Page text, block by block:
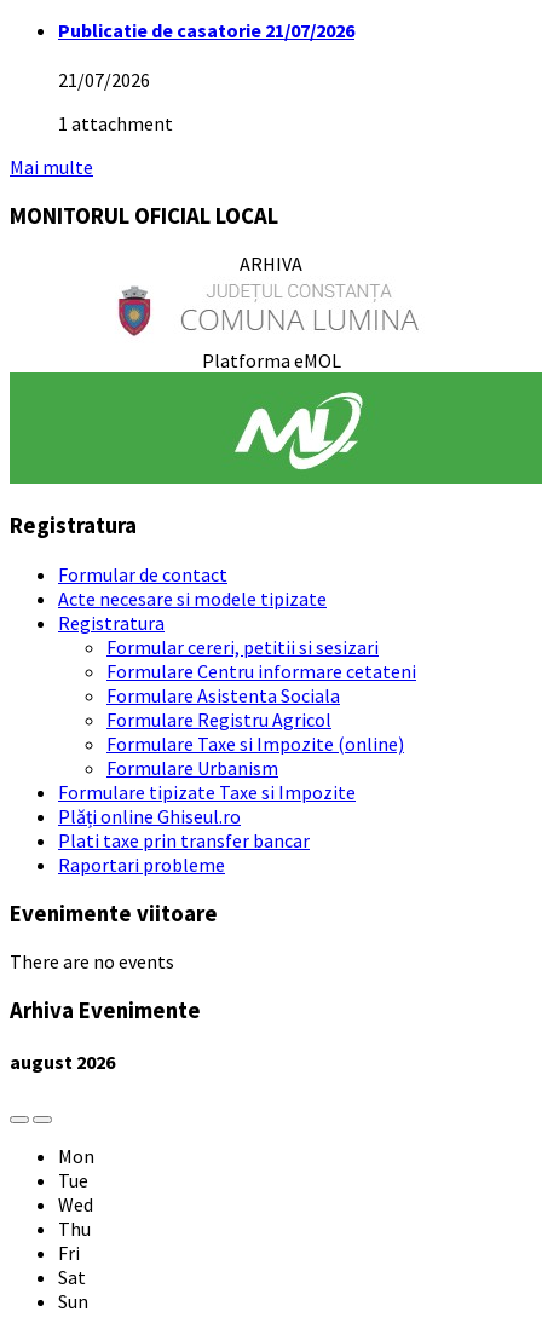
Publicatie de casatorie 21/07/2026
21/07/2026
1 attachment
Mai multe
MONITORUL OFICIAL LOCAL
ARHIVA
Platforma eMOL
Registratura
Formular de contact
Acte necesare si modele tipizate
Registratura
Formular cereri, petitii si sesizari
Formulare Centru informare cetateni
Formulare Asistenta Sociala
Formulare Registru Agricol
Formulare Taxe si Impozite (online)
Formulare Urbanism
Formulare tipizate Taxe si Impozite
Plăți online Ghiseul.ro
Plati taxe prin transfer bancar
Raportari probleme
Evenimente viitoare
There are no events
Arhiva Evenimente
august 2026
Previous
Month
Next
Month
Mon
Tue
Wed
Thu
Fri
Sat
Sun